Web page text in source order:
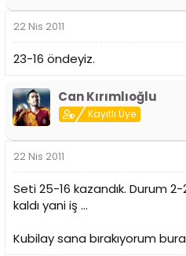
22 Nis 2011
23-16 öndeyiz.
Can Kırımlıoğlu
Kayıtlı Üye
22 Nis 2011
Seti 25-16 kazandık. Durum
kaldı yani iş ...
Kubilay sana bırakıyorum